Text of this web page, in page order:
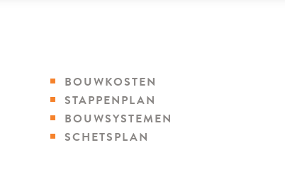
BOUWKOSTEN
STAPPENPLAN
BOUWSYSTEMEN
SCHETSPLAN